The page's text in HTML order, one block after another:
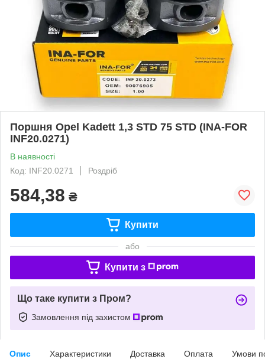
Поршня Opel Kadett 1,3 STD 75 STD (INA-FOR
INF20.0271)
В наявності
Код: INF20.0271
Роздріб
584,38 ₴
Купити
або
Купити з
Що таке купити з Пром?
Замовлення під захистом
Опис Характеристики Доставка Оплата Умови